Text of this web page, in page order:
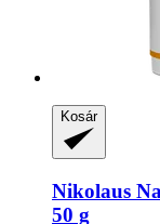
Kosár
Nikolaus
50 g